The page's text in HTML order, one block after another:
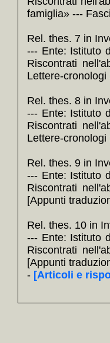
famiglia» ---
Rel. thes. 7 in
--- Ente: Istituto
Riscontrati
Lettere-cronologi
Rel. thes. 8 in
--- Ente: Istituto
Riscontrati
Lettere-
Rel. thes. 9 in
--- Ente: Istituto
Riscontrati
[Appunti
Rel. thes. 10 in
--- Ente: Istituto
Riscontrati
[Appunti
- [Articoli e